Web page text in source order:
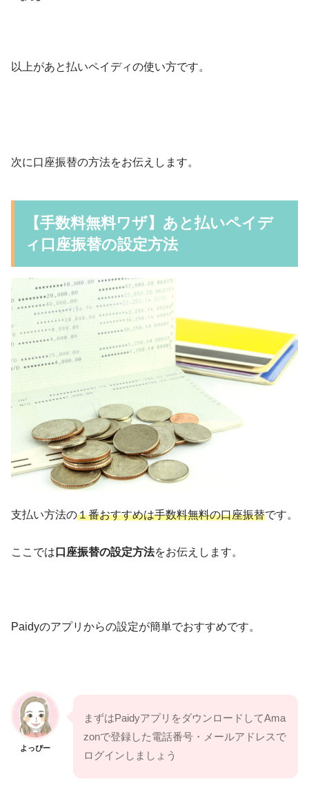
以上があと払いペイディの使い方です。
次に口座振替の方法をお伝えします。
【手数料無料ワザ】あと払いペイデ
ィ口座振替の設定方法
支払い方法の１番おすすめは手数料無料の口座振替です。
ここでは 口座振替の設定方法をお伝えします。
Paidyのアプリからの設定が簡単でおすすめです。
よっぴー
まずはPaidyアプリをダウンロードしてAma
zonで登録した電話番号・メールアドレスで
ログインしましょう